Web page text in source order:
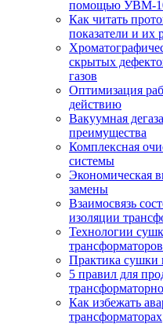
помощью УВМ-
Как читать
показатели и их
скрытых
газов
Оптимизация
действию
Вакуумная
преимущества
Комплексная
системы
Экономическая
замены
Взаимосвязь
изоляции
Технологии
Практика сушки
5 правил для
Как избежать
трансформаторах